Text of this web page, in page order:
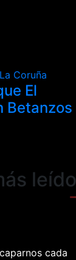
La Coruña
El
Betanzos
leído
cada